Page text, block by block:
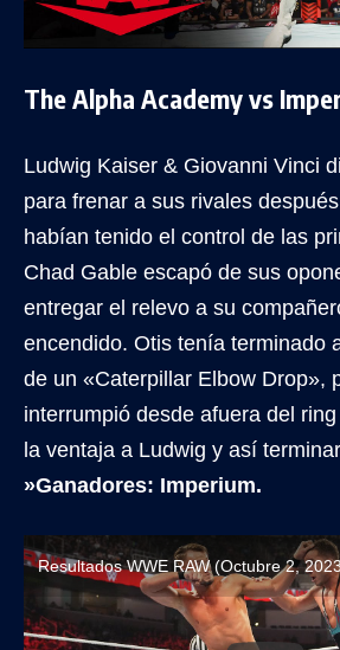
The Alpha Academy vs
Ludwig Kaiser & Giovanni Vinci
para frenar a sus rivales
habían tenido el control de las
Chad Gable escapó de sus
entregar el relevo a su
encendido. Otis tenía terminado
de un «Caterpillar Elbow Drop»,
interrumpió desde afuera del
la ventaja a Ludwig y así
»Ganadores: Imperium.
Resultados WWE RAW (Octubre 2,